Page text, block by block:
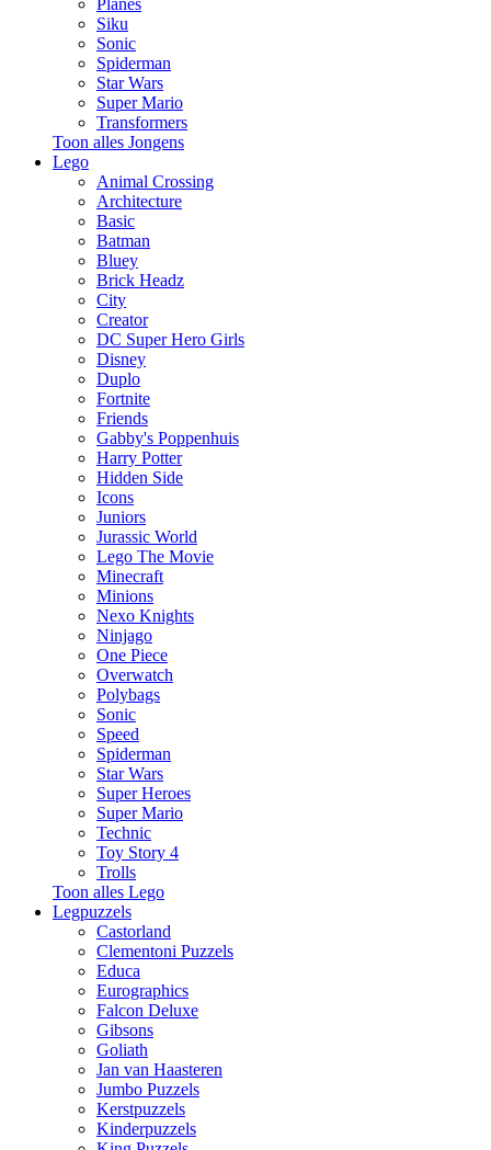
Planes
Siku
Sonic
Spiderman
Star Wars
Super Mario
Transformers
Toon alles Jongens
Lego
Animal Crossing
Architecture
Basic
Batman
Bluey
Brick Headz
City
Creator
DC Super Hero Girls
Disney
Duplo
Fortnite
Friends
Gabby's Poppenhuis
Harry Potter
Hidden Side
Icons
Juniors
Jurassic World
Lego The Movie
Minecraft
Minions
Nexo Knights
Ninjago
One Piece
Overwatch
Polybags
Sonic
Speed
Spiderman
Star Wars
Super Heroes
Super Mario
Technic
Toy Story 4
Trolls
Toon alles Lego
Legpuzzels
Castorland
Clementoni Puzzels
Educa
Eurographics
Falcon Deluxe
Gibsons
Goliath
Jan van Haasteren
Jumbo Puzzels
Kerstpuzzels
Kinderpuzzels